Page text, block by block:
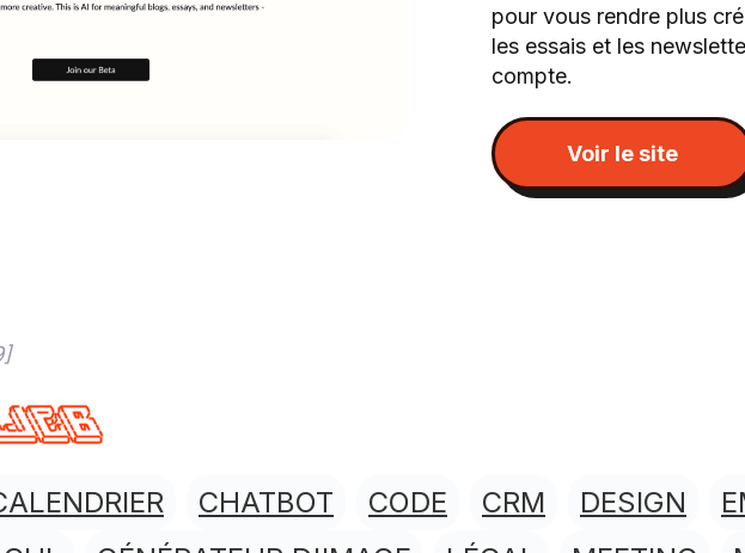
pour vous rendre plus
les essais et les
compte.
Voir le site
CHATBOT CODE CRM DESIGN